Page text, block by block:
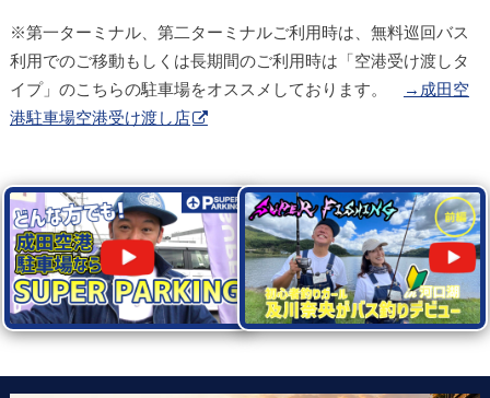
※第一ターミナル、第二ターミナルご利用時は、無料巡回バス
利用でのご移動もしくは長期間のご利用時は「空港受け渡しタ
イプ」のこちらの駐車場をオススメしております。
→成田空
港駐車場空港受け渡し店